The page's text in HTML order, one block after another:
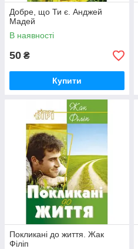
Добре, що Ти є. Анджей
Мадей
В наявності
50 ₴
Купити
Покликані до життя. Жак
Філіп